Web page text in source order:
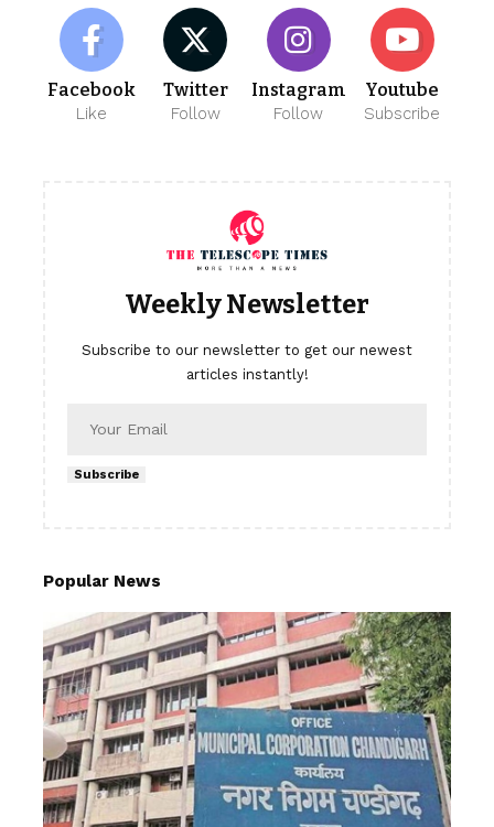
Facebook
Like
Twitter
Follow
Instagram
Follow
Youtube
Subscribe
Weekly Newsletter
Subscribe to our newsletter to get our newest
articles instantly!
Subscribe
Popular News